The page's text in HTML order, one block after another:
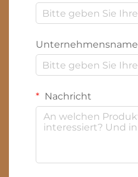
Unternehmensname
Nachricht